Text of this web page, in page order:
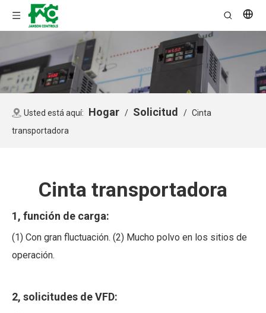
Usted está aquí: Hogar / Solicitud / Cinta
transportadora
Cinta transportadora
1, función de carga:
(1) Con gran fluctuación. (2) Mucho polvo en los sitios de
operación.
2, solicitudes de VFD: